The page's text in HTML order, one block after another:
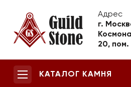
Адрес
г.
20, пом.
КАТАЛОГ КАМНЯ